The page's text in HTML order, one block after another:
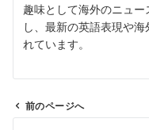
趣味として海外のニュ
し、最新の英語表現や
れています。
前のページへ